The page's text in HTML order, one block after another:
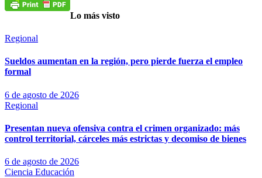
Lo más visto
Regional
Sueldos aumentan en la región, pero pierde fuerza el empleo
formal
6 de agosto de 2026
Regional
Presentan nueva ofensiva contra el crimen organizado: más
control territorial, cárceles más estrictas y decomiso de bienes
6 de agosto de 2026
Ciencia Educación